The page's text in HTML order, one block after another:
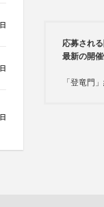
日
日
日
応募され
最新の開
「登竜門